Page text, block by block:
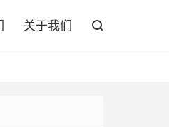
关于我们 